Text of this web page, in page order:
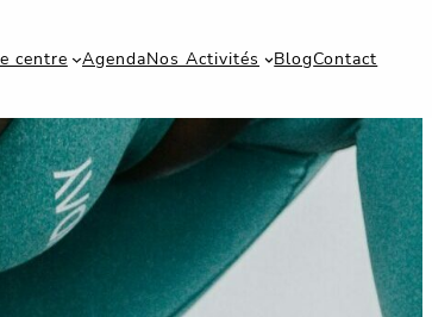
centre AgendaNos Activités BlogContact